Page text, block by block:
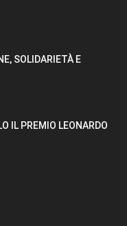
SOLIDARIETÀ E
IL PREMIO LEONARDO